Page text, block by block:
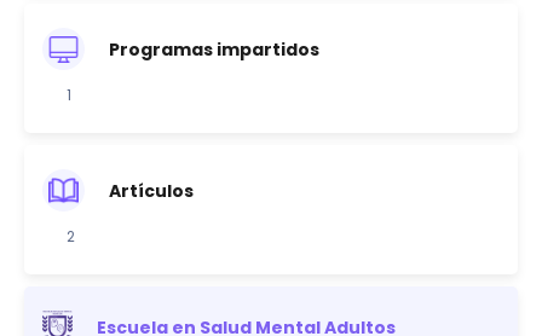
Programas impartidos
1
Artículos
2
Escuela en Salud Mental Adultos